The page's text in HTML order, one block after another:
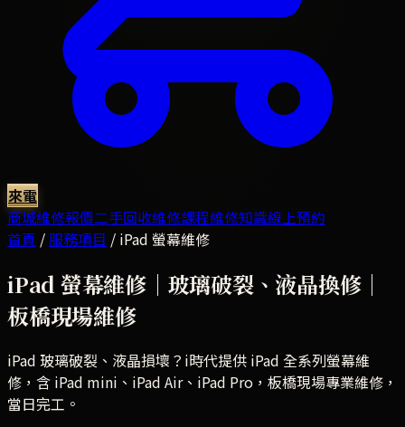
來電
商城維修報價二手回收維修課程維修知識線上預約
首頁 /服務項目 / iPad 螢幕維修
iPad 螢幕維修｜玻璃破裂、液晶換修｜
板橋現場維修
iPad 玻璃破裂、液晶損壞？i時代提供 iPad 全系列螢幕維
修，含 iPad mini、iPad Air、iPad Pro，板橋現場專業維修，
當日完工。